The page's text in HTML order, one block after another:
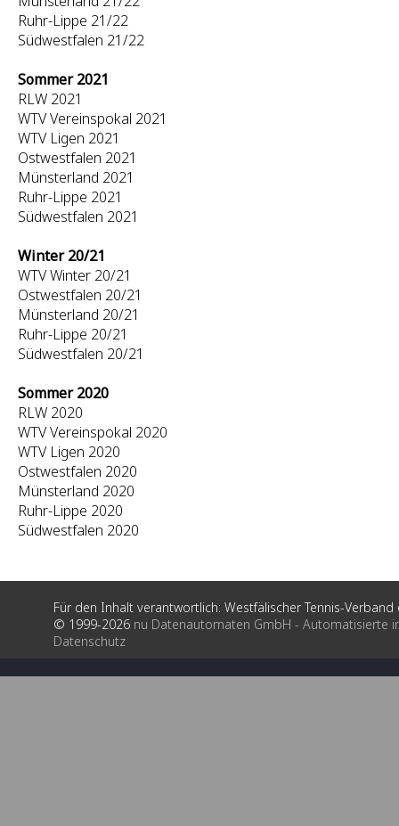
Ruhr-Lippe 21/22
Südwestfalen 21/22
Sommer 2021
RLW 2021
WTV Vereinspokal 2021
WTV Ligen 2021
Ostwestfalen 2021
Münsterland 2021
Ruhr-Lippe 2021
Südwestfalen 2021
Winter 20/21
WTV Winter 20/21
Ostwestfalen 20/21
Münsterland 20/21
Ruhr-Lippe 20/21
Südwestfalen 20/21
Sommer 2020
RLW 2020
WTV Vereinspokal 2020
WTV Ligen 2020
Ostwestfalen 2020
Münsterland 2020
Ruhr-Lippe 2020
Südwestfalen 2020
Für den Inhalt verantwortlich: Westfälischer Tennis-Verband
© 1999-2026 nu Datenautomaten GmbH - Automatisierte
Datenschutz